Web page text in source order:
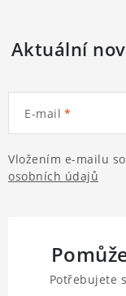
Aktuální
E-mail
Vložením e-mailu
osobních údajů
Potřebujete